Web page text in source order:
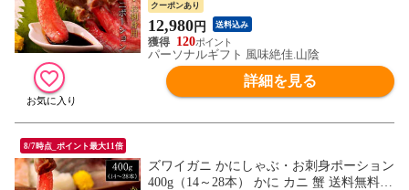
クーポンあり
12,980円 送料込み
120
パーソナルギフト 風味絶佳.山陰
詳細を見る
8/7時点_ポイント最大11倍
ズワイガニ かにしゃぶ・お刺身ポーション
400g（14～28本） かに カニ 蟹 送料無料